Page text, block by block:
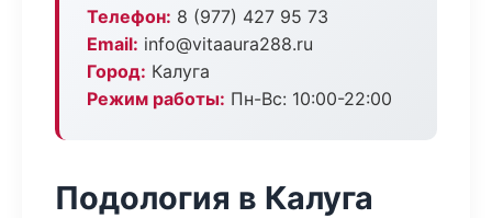
Телефон: 8 (977) 427 95 73
Email: info@vitaaura288.ru
Город: Калуга
Режим работы: Пн-Вс: 10:00-22:00
Подология в Калуга